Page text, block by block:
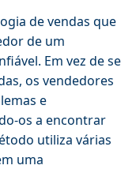
de vendas que
de um
Em vez de se
os vendedores
e
os a encontrar
utiliza várias
uma